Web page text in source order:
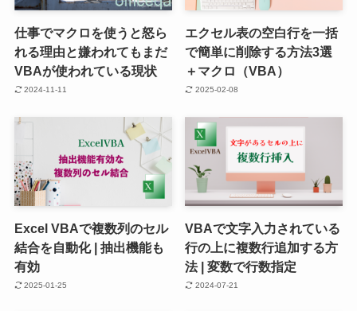
仕事でマクロを使うと怒ら
れる理由と嫌われてもまだ
VBAが使われている現状
2024-11-11
エクセル表の空白行を一括
で簡単に削除する方法3選
＋マクロ（VBA）
2025-02-08
Excel VBAで複数列のセル
結合を自動化 | 抽出機能も
有効
2025-01-25
VBAで文字入力されている
行の上に複数行追加する方
法 | 変数で行数指定
2024-07-21